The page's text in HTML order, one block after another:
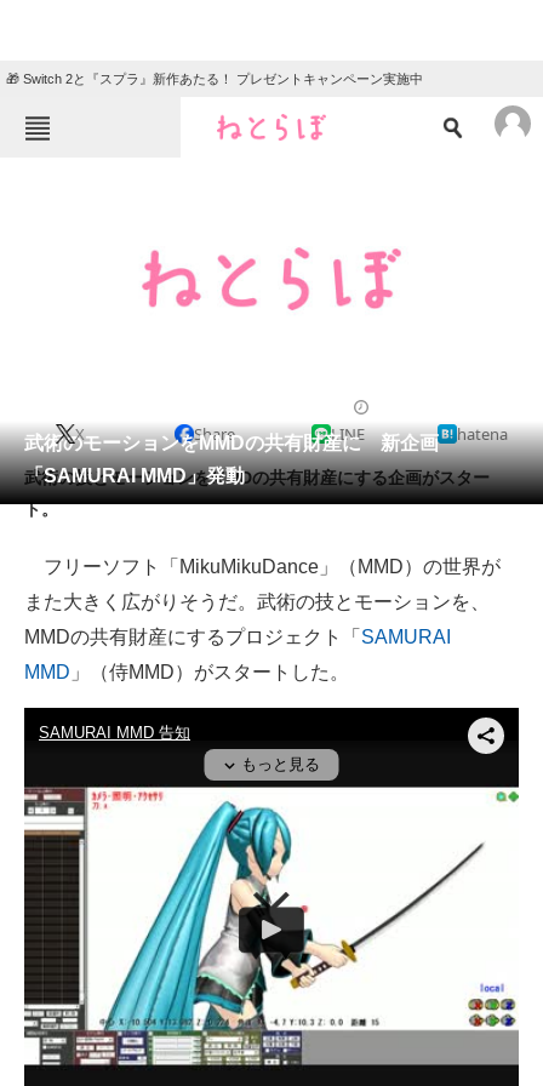
🎁 Switch 2と『スプラ』新作あたる！ プレゼントキャンペーン実施中
クイズ
地域
会員記事
メディア
ITの今と未来を見通す
スマホと通信の最新トレンド
好きが集まる 比べて選べる
ビジネスと働き方のヒント
AI活用のいまが分かる
企業ITのトレンドを詳説
経営リーダーのコミュニティ
マーケ×ITの今がよく分かる
ITエンジニア向け専門サイト
武術のモーションをMMDの共有財産に 新企画
「SAMURAI MMD」発動
X Share LINE hatena
武術の技とモーションをMMDの共有財産にする企画がスター
ト。
フリーソフト「MikuMikuDance」（MMD）の世界が
また大きく広がりそうだ。武術の技とモーションを、
MMDの共有財産にするプロジェクト「 SAMURAI
MMD 」（侍MMD）がスタートした。